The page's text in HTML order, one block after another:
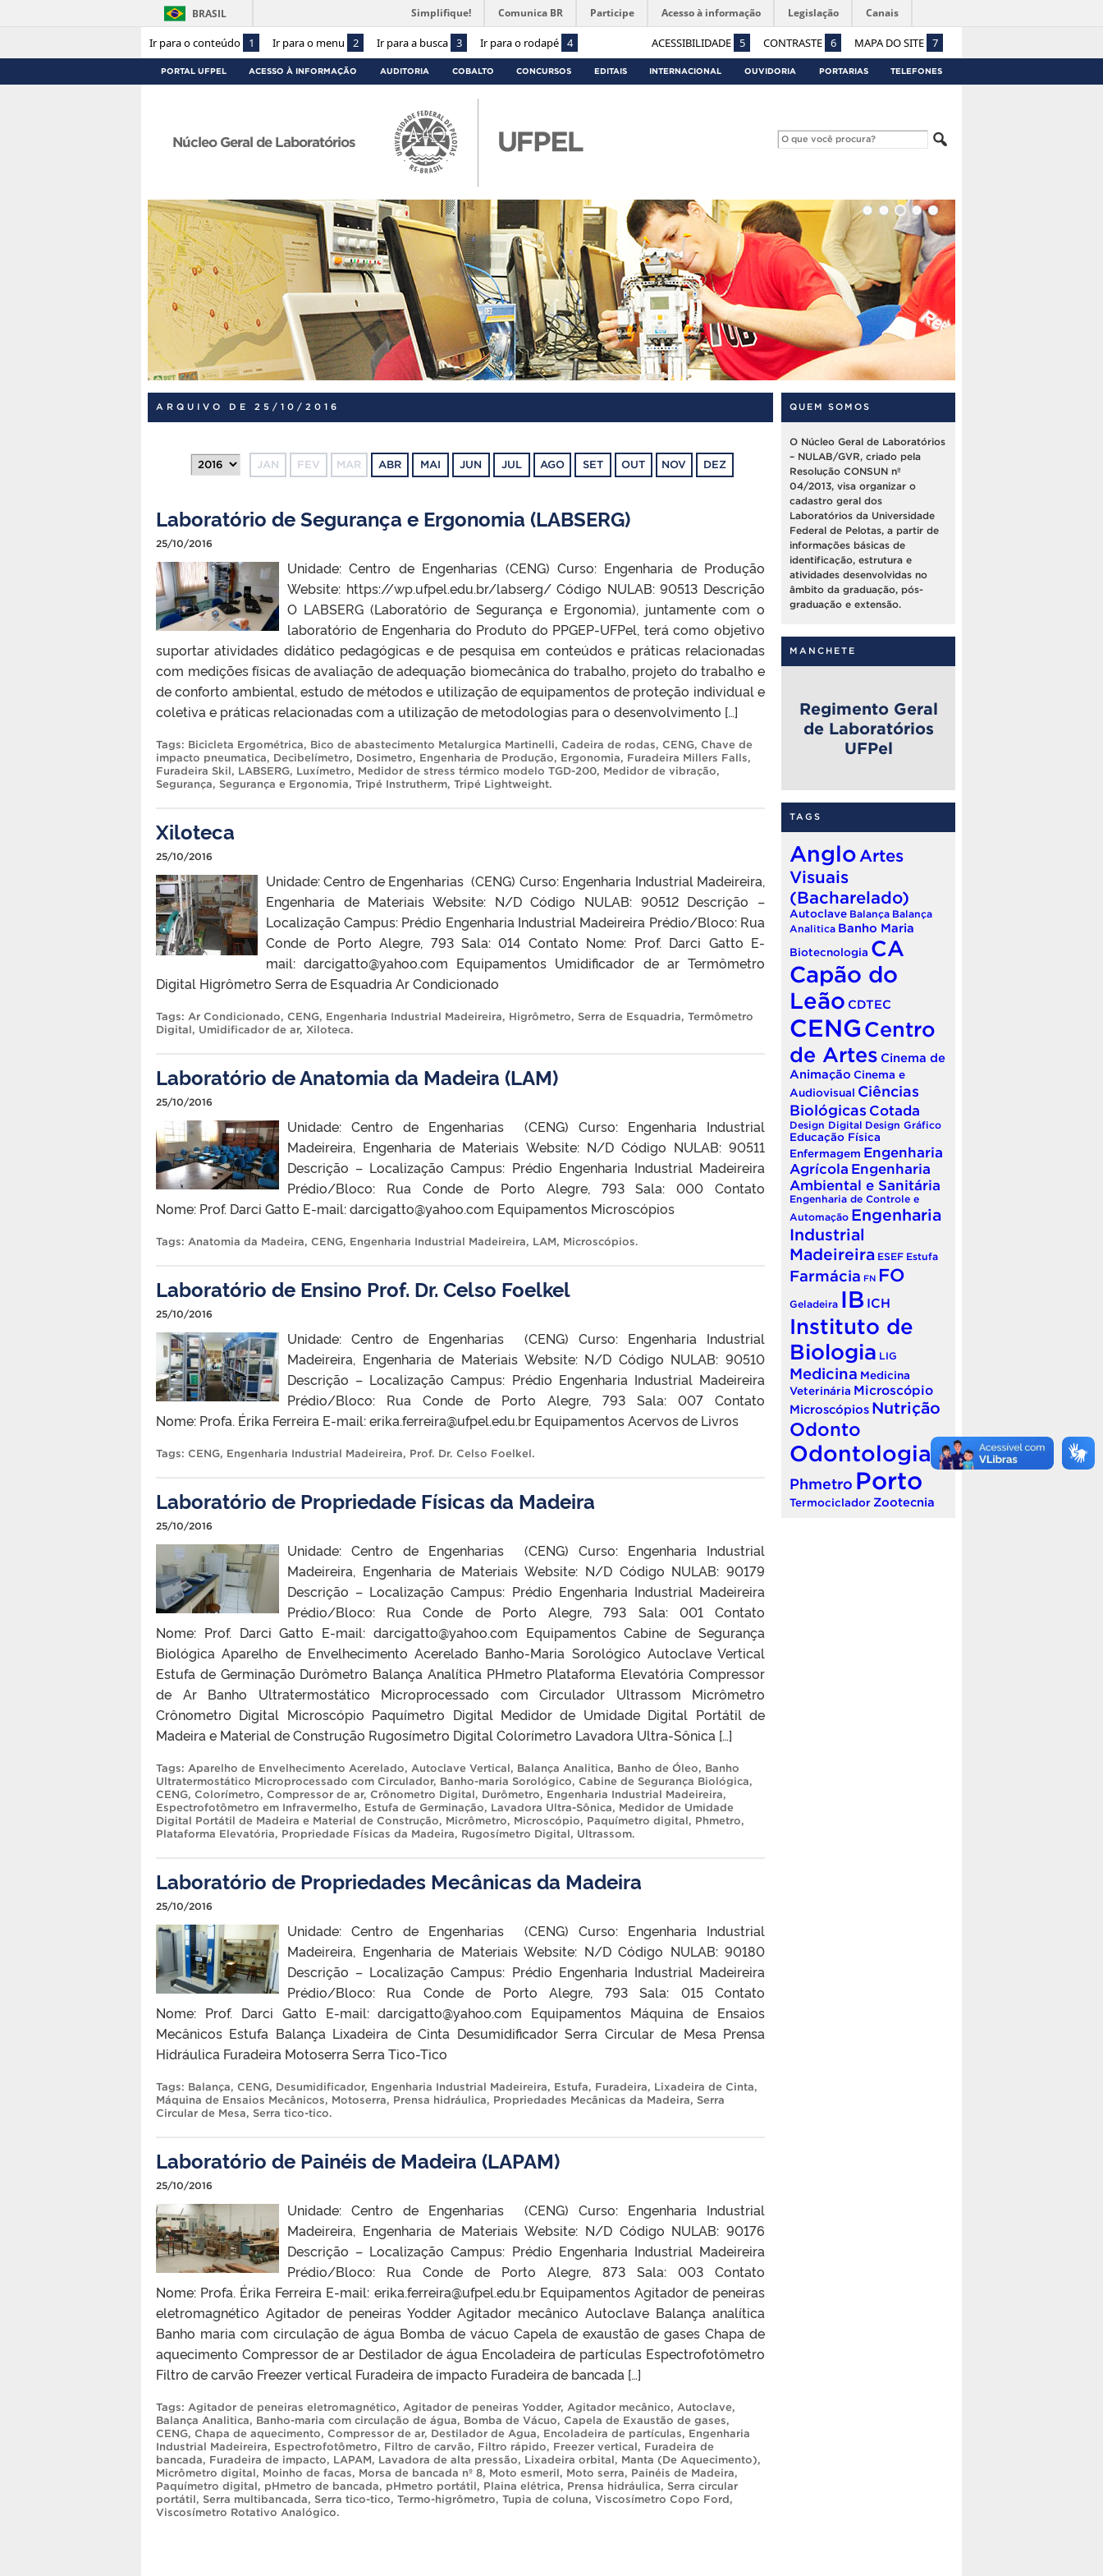
Ir para o conteúdo 1 Ir para o menu 2 Ir para a busca 3 Ir para o rodapé 4 ACESSIBILIDADE 5 CONTRASTE 6 MAPA DO SITE 7
BRASIL Simplifique! Comunica BR Participe Acesso à informação Legislação Canais
PORTAL UFPEL ACESSO À INFORMAÇÃO AUDITORIA COBALTO CONCURSOS EDITAIS INTERNACIONAL OUVIDORIA PORTARIAS TELEFONES
Núcleo Geral de Laboratórios
ARQUIVO DE 25/10/2016
JAN FEV MAR ABR MAI JUN JUL AGO SET OUT NOV DEZ
Laboratório de Segurança e Ergonomia (LABSERG)
25/10/2016
Unidade: Centro de Engenharias (CENG) Curso: Engenharia de Produção
Website: https://wp.ufpel.edu.br/labserg/ Código NULAB: 90513 Descrição
O LABSERG (Laboratório de Segurança e Ergonomia), juntamente com o
laboratório de Engenharia do Produto do PPGEP-UFPel, terá como objetivo
suportar atividades didático pedagógicas e de pesquisa em conteúdos e práticas relacionadas
com medições físicas de avaliação de adequação biomecânica do trabalho, projeto do trabalho e
de conforto ambiental, estudo de métodos e utilização de equipamentos de proteção individual e
coletiva e práticas relacionadas com a utilização de metodologias para o desenvolvimento […]
Tags: Bicicleta Ergométrica, Bico de abastecimento Metalurgica Martinelli, Cadeira de rodas, CENG, Chave de
impacto pneumatica, Decibelímetro, Dosimetro, Engenharia de Produção, Ergonomia, Furadeira Millers Falls,
Furadeira Skil, LABSERG, Luxímetro, Medidor de stress térmico modelo TGD-200, Medidor de vibração,
Segurança, Segurança e Ergonomia, Tripé Instrutherm, Tripé Lightweight.
Xiloteca
25/10/2016
Unidade: Centro de Engenharias (CENG) Curso: Engenharia Industrial Madeireira,
Engenharia de Materiais Website: N/D Código NULAB: 90512 Descrição –
Localização Campus: Prédio Engenharia Industrial Madeireira Prédio/Bloco: Rua
Conde de Porto Alegre, 793 Sala: 014 Contato Nome: Prof. Darci Gatto E-
mail: darcigatto@yahoo.com Equipamentos Umidificador de ar Termômetro
Digital Higrômetro Serra de Esquadria Ar Condicionado
Tags: Ar Condicionado, CENG, Engenharia Industrial Madeireira, Higrômetro, Serra de Esquadria, Termômetro
Digital, Umidificador de ar, Xiloteca.
Laboratório de Anatomia da Madeira (LAM)
25/10/2016
Unidade: Centro de Engenharias (CENG) Curso: Engenharia Industrial
Madeireira, Engenharia de Materiais Website: N/D Código NULAB: 90511
Descrição – Localização Campus: Prédio Engenharia Industrial Madeireira
Prédio/Bloco: Rua Conde de Porto Alegre, 793 Sala: 000 Contato
Nome: Prof. Darci Gatto E-mail: darcigatto@yahoo.com Equipamentos Microscópios
Tags: Anatomia da Madeira, CENG, Engenharia Industrial Madeireira, LAM, Microscópios.
Laboratório de Ensino Prof. Dr. Celso Foelkel
25/10/2016
Unidade: Centro de Engenharias (CENG) Curso: Engenharia Industrial
Madeireira, Engenharia de Materiais Website: N/D Código NULAB: 90510
Descrição – Localização Campus: Prédio Engenharia Industrial Madeireira
Prédio/Bloco: Rua Conde de Porto Alegre, 793 Sala: 007 Contato
Nome: Profa. Érika Ferreira E-mail: erika.ferreira@ufpel.edu.br Equipamentos Acervos de Livros
Tags: CENG, Engenharia Industrial Madeireira, Prof. Dr. Celso Foelkel.
Laboratório de Propriedade Físicas da Madeira
25/10/2016
Unidade: Centro de Engenharias (CENG) Curso: Engenharia Industrial
Madeireira, Engenharia de Materiais Website: N/D Código NULAB: 90179
Descrição – Localização Campus: Prédio Engenharia Industrial Madeireira
Prédio/Bloco: Rua Conde de Porto Alegre, 793 Sala: 001 Contato
Nome: Prof. Darci Gatto E-mail: darcigatto@yahoo.com Equipamentos Cabine de Segurança
Biológica Aparelho de Envelhecimento Acerelado Banho-Maria Sorológico Autoclave Vertical
Estufa de Germinação Durômetro Balança Analítica PHmetro Plataforma Elevatória Compressor
de Ar Banho Ultratermostático Microprocessado com Circulador Ultrassom Micrômetro
Crônometro Digital Microscópio Paquímetro Digital Medidor de Umidade Digital Portátil de
Madeira e Material de Construção Rugosímetro Digital Colorímetro Lavadora Ultra-Sônica […]
Tags: Aparelho de Envelhecimento Acerelado, Autoclave Vertical, Balança Analitica, Banho de Óleo, Banho
Ultratermostático Microprocessado com Circulador, Banho-maria Sorológico, Cabine de Segurança Biológica,
CENG, Colorímetro, Compressor de ar, Crônometro Digital, Durômetro, Engenharia Industrial Madeireira,
Espectrofotômetro em Infravermelho, Estufa de Germinação, Lavadora Ultra-Sônica, Medidor de Umidade
Digital Portátil de Madeira e Material de Construção, Micrômetro, Microscópio, Paquímetro digital, Phmetro,
Plataforma Elevatória, Propriedade Físicas da Madeira, Rugosímetro Digital, Ultrassom.
Laboratório de Propriedades Mecânicas da Madeira
25/10/2016
Unidade: Centro de Engenharias (CENG) Curso: Engenharia Industrial
Madeireira, Engenharia de Materiais Website: N/D Código NULAB: 90180
Descrição – Localização Campus: Prédio Engenharia Industrial Madeireira
Prédio/Bloco: Rua Conde de Porto Alegre, 793 Sala: 015 Contato
Nome: Prof. Darci Gatto E-mail: darcigatto@yahoo.com Equipamentos Máquina de Ensaios
Mecânicos Estufa Balança Lixadeira de Cinta Desumidificador Serra Circular de Mesa Prensa
Hidráulica Furadeira Motoserra Serra Tico-Tico
Tags: Balança, CENG, Desumidificador, Engenharia Industrial Madeireira, Estufa, Furadeira, Lixadeira de Cinta,
Máquina de Ensaios Mecânicos, Motoserra, Prensa hidráulica, Propriedades Mecânicas da Madeira, Serra
Circular de Mesa, Serra tico-tico.
Laboratório de Painéis de Madeira (LAPAM)
25/10/2016
Unidade: Centro de Engenharias (CENG) Curso: Engenharia Industrial
Madeireira, Engenharia de Materiais Website: N/D Código NULAB: 90176
Descrição – Localização Campus: Prédio Engenharia Industrial Madeireira
Prédio/Bloco: Rua Conde de Porto Alegre, 873 Sala: 003 Contato
Nome: Profa. Érika Ferreira E-mail: erika.ferreira@ufpel.edu.br Equipamentos Agitador de peneiras
eletromagnético Agitador de peneiras Yodder Agitador mecânico Autoclave Balança analítica
Banho maria com circulação de água Bomba de vácuo Capela de exaustão de gases Chapa de
aquecimento Compressor de ar Destilador de água Encoladeira de partículas Espectrofotômetro
Filtro de carvão Freezer vertical Furadeira de impacto Furadeira de bancada […]
Tags: Agitador de peneiras eletromagnético, Agitador de peneiras Yodder, Agitador mecânico, Autoclave,
Balança Analitica, Banho-maria com circulação de água, Bomba de Vácuo, Capela de Exaustão de gases,
CENG, Chapa de aquecimento, Compressor de ar, Destilador de Agua, Encoladeira de partículas, Engenharia
Industrial Madeireira, Espectrofotômetro, Filtro de carvão, Filtro rápido, Freezer vertical, Furadeira de
bancada, Furadeira de impacto, LAPAM, Lavadora de alta pressão, Lixadeira orbital, Manta (De Aquecimento),
Micrômetro digital, Moinho de facas, Morsa de bancada nº 8, Moto esmeril, Moto serra, Painéis de Madeira,
Paquímetro digital, pHmetro de bancada, pHmetro portátil, Plaina elétrica, Prensa hidráulica, Serra circular
portátil, Serra multibancada, Serra tico-tico, Termo-higrômetro, Tupia de coluna, Viscosímetro Copo Ford,
Viscosímetro Rotativo Analógico.
QUEM SOMOS
O Núcleo Geral de Laboratórios
– NULAB/GVR, criado pela
Resolução CONSUN nº
04/2013, visa organizar o
cadastro geral dos
Laboratórios da Universidade
Federal de Pelotas, a partir de
informações básicas de
identificação, estrutura e
atividades desenvolvidas no
âmbito da graduação, pós-
graduação e extensão.
MANCHETE
Regimento Geral
de Laboratórios
UFPel
TAGS
Anglo Artes
Visuais
(Bacharelado)
Autoclave Balança Balança
Analitica Banho Maria
Biotecnologia CA
Capão do
Leão CDTEC
CENG Centro
de Artes Cinema de
Animação Cinema e
Audiovisual Ciências
Biológicas Cotada
Design Digital Design Gráfico
Educação Física
Enfermagem Engenharia
Agrícola Engenharia
Ambiental e Sanitária
Engenharia de Controle e
Automação Engenharia
Industrial
Madeireira ESEF Estufa
Farmácia FN FO
Geladeira IB ICH
Instituto de
Biologia LIG
Medicina Medicina
Veterinária Microscópio
Microscópios Nutrição
Odonto
Odontologia
Phmetro Porto
Termociclador Zootecnia